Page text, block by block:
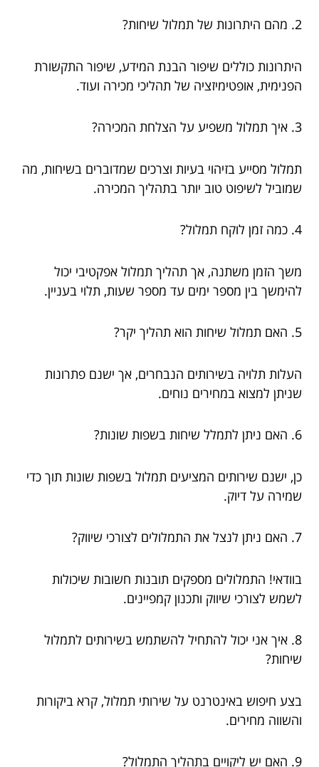
2. מהם היתרונות של תמלול שיחות?
היתרונות כוללים שיפור הבנת המידע, שיפור התקשורת
הפנימית, אופטימיזציה של תהליכי מכירה ועוד.
3. איך תמלול משפיע על הצלחת המכירה?
תמלול מסייע בזיהוי בעיות וצרכים שמדוברים בשיחות, מה
שמוביל לשיפוט טוב יותר בתהליך המכירה.
4. כמה זמן לוקח תמלול?
משך הזמן משתנה, אך תהליך תמלול אפקטיבי יכול
להימשך בין מספר ימים עד מספר שעות, תלוי בעניין.
5. האם תמלול שיחות הוא תהליך יקר?
העלות תלויה בשירותים הנבחרים, אך ישנם פתרונות
שניתן למצוא במחירים נוחים.
6. האם ניתן לתמלל שיחות בשפות שונות?
כן, ישנם שירותים המציעים תמלול בשפות שונות תוך כדי
שמירה על דיוק.
7. האם ניתן לנצל את התמלולים לצורכי שיווק?
בוודאי! התמלולים מספקים תובנות חשובות שיכולות
לשמש לצורכי שיווק ותכנון קמפיינים.
8. איך אני יכול להתחיל להשתמש בשירותים לתמלול
שיחות?
בצע חיפוש באינטרנט על שירותי תמלול, קרא ביקורות
והשווה מחירים.
9. האם יש ליקויים בתהליך התמלול?